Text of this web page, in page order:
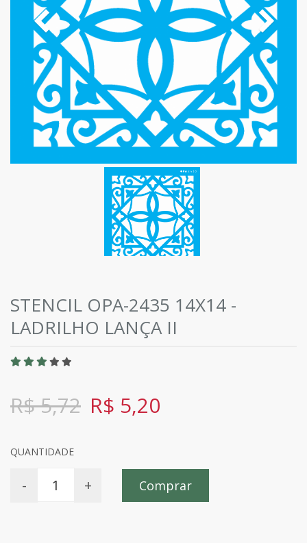
STENCIL OPA-2435 14X14 -
LADRILHO LANÇA II
R$ 5,72 R$ 5,20
QUANTIDADE
- + Comprar